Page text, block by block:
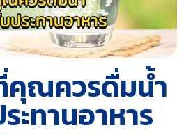
คุณควรดื่มน้ำ
ะทานอาหาร